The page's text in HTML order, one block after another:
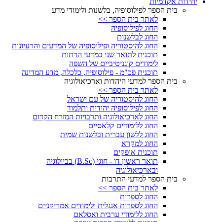
בית הספר לפילוסופיה, בלשנות ולימודי מדע
לאתר בית הספר >>
החוג לפילוסופיה
החוג לבלשנות
החוג להיסטוריה ופילוסופיה של המדעים והרעיונות
תוכנית לתואר שני במדעי הדתות
לימודים קוגניטיביים של השפה
תוכנית פכ"מ - פילוסופיה, כלכלה, מדע המדינה
בית הספר למדעי היהדות וארכיאולוגיה
לאתר בית הספר >>
החוג להיסטוריה של עם ישראל
החוג לפילוסופיה יהודית ותלמוד
החוג לארכיאולוגיה ותרבויות המזרח הקדום
החוג ללימודים קלאסיים
החוג ללשון עברית ובלשנות שמית
החוג למקרא
תוכנית אופקים
תואר ראשון דו - חוגי (B.Sc) בביולוגיה
ובארכיאולוגיה
בית הספר למדעי התרבות
לאתר בית הספר >>
החוג לספרות
החוג לספרות אנגלית ולימודים אמריקניים
החוג ללימודי ערבית ואסלאם